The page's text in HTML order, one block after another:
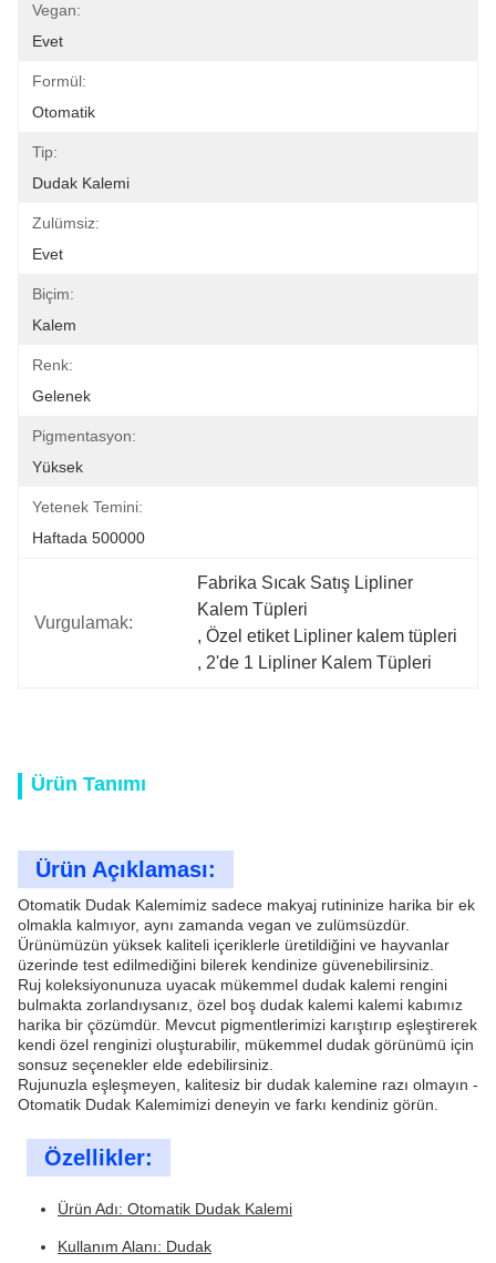
Vegan:
Evet
Formül:
Otomatik
Tip:
Dudak Kalemi
Zulümsiz:
Evet
Biçim:
Kalem
Renk:
Gelenek
Pigmentasyon:
Yüksek
Yetenek Temini:
Haftada 500000
Vurgulamak:
Fabrika Sıcak Satış Lipliner
Kalem Tüpleri
, Özel etiket Lipliner kalem tüpleri
, 2'de 1 Lipliner Kalem Tüpleri
Ürün Tanımı
Ürün Açıklaması:
Otomatik Dudak Kalemimiz sadece makyaj rutininize harika bir ek
olmakla kalmıyor, aynı zamanda vegan ve zulümsüzdür.
Ürünümüzün yüksek kaliteli içeriklerle üretildiğini ve hayvanlar
üzerinde test edilmediğini bilerek kendinize güvenebilirsiniz.
Ruj koleksiyonunuza uyacak mükemmel dudak kalemi rengini
bulmakta zorlandıysanız, özel boş dudak kalemi kalemi kabımız
harika bir çözümdür. Mevcut pigmentlerimizi karıştırıp eşleştirerek
kendi özel renginizi oluşturabilir, mükemmel dudak görünümü için
sonsuz seçenekler elde edebilirsiniz.
Rujunuzla eşleşmeyen, kalitesiz bir dudak kalemine razı olmayın -
Otomatik Dudak Kalemimizi deneyin ve farkı kendiniz görün.
Özellikler:
Ürün Adı: Otomatik Dudak Kalemi
Kullanım Alanı: Dudak